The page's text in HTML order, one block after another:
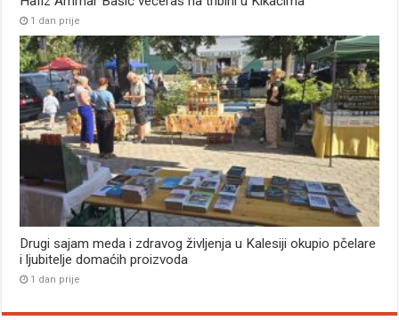
1 dan prije
Drugi sajam meda i zdravog življenja u Kalesiji okupio pčelare
i ljubitelje domaćih proizvoda
1 dan prije